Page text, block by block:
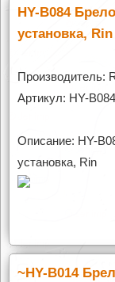
HY-B084
установка, Rin
Производитель:
Артикул: HY-B084
Описание: HY-
установка, Rin
~HY-B014